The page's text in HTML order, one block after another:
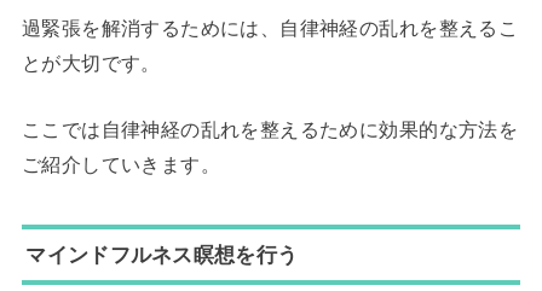
過緊張を解消するためには、自律神経の乱れを整えるこ
とが大切です。
ここでは自律神経の乱れを整えるために効果的な方法を
ご紹介していきます。
マインドフルネス瞑想を行う